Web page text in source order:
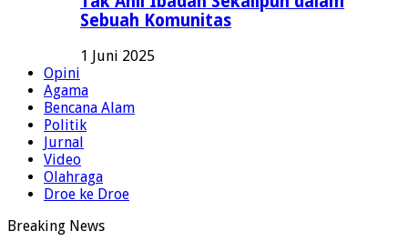
Sebuah Komunitas
1 Juni 2025
Opini
Agama
Bencana Alam
Politik
Jurnal
Video
Olahraga
Droe ke Droe
Breaking News